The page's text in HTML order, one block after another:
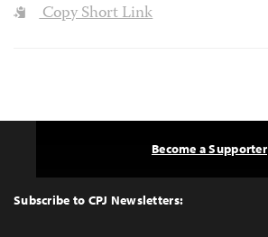
Copy Short Link
Top
Subscribe to CPJ Newsletters:
Become a Supporter